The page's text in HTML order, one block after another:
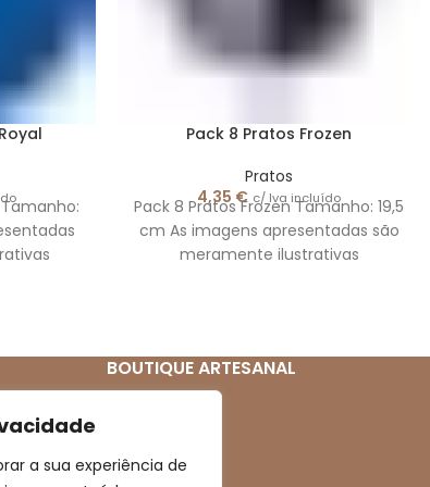
a sua experiência de
Pack 8 Pratos Frozen
Pratos
4,35 € c/ Iva incluído
Pack 8 Pratos Frozen Tamanho: 19,5
cm As imagens apresentadas são
meramente ilustrativas
BOUTIQUE ARTESANAL